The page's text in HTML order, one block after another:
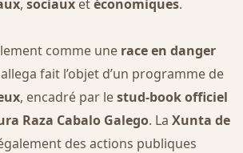
, sociauxetéconomiques.
comme une race en danger
fait l’objet d’un programme de
, encadré par lestud-book officiel
Raza Cabalo Galego. La Xunta de
des actions publiques